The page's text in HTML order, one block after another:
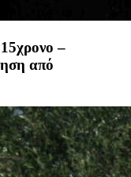
–
από